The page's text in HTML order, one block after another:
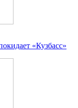
«Кузбасс»